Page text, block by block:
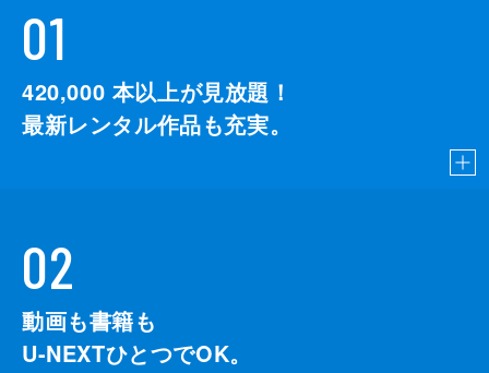
01
420,000 本以上が見放題！
最新レンタル作品も充実。
02
動画も書籍も
U-NEXTひとつでOK。